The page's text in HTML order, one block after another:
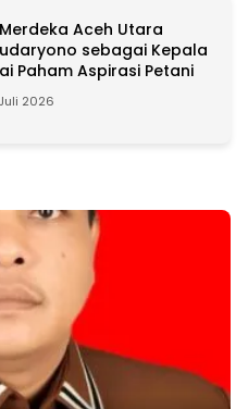
Merdeka Aceh Utara
sebagai Kepala
Paham Aspirasi Petani
2026